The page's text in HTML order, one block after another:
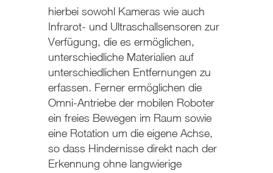
hierbei sowohl Kameras wie auch
Infrarot- und Ultraschallsensoren zur
Verfügung, die es ermöglichen,
unterschiedliche Materialien auf
unterschiedlichen Entfernungen zu
erfassen. Ferner ermöglichen die
Omni-Antriebe der mobilen Roboter
ein freies Bewegen im Raum sowie
eine Rotation um die eigene Achse,
so dass Hindernisse direkt nach der
Erkennung ohne langwierige